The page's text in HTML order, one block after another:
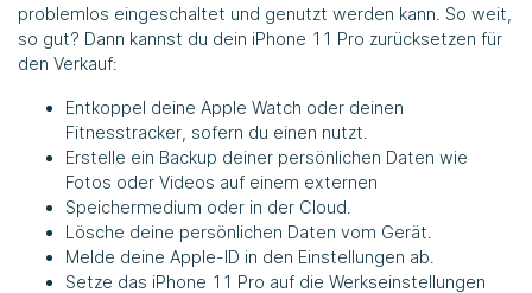
problemlos eingeschaltet und genutzt werden kann. So weit,
so gut? Dann kannst du dein iPhone 11 Pro zurücksetzen für
den Verkauf:
Entkoppel deine Apple Watch oder deinen
Fitnesstracker, sofern du einen nutzt.
Erstelle ein Backup deiner persönlichen Daten wie
Fotos oder Videos auf einem externen
Speichermedium oder in der Cloud.
Lösche deine persönlichen Daten vom Gerät.
Melde deine Apple-ID in den Einstellungen ab.
Setze das iPhone 11 Pro auf die Werkseinstellungen